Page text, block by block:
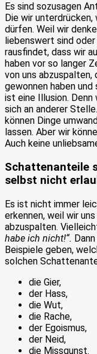
Es sind sozusagen
Die wir
dürfen. Weil wir
liebenswert sind
rausfindet, dass wir
haben vor so langer
von uns abzuspalten,
gewonnen haben und
ist eine Illusion.
sich an anderer
können Dinge
lassen. Aber wir
Auch keine
Schattenanteile
selbst nicht
Es ist nicht immer
erkennen, weil wir
abzuspalten.
habe ich nicht!“.
Beispiele geben,
solchen
die Gier,
der Hass,
die Wut,
die Rache,
der Egoismus,
der Neid,
die Missgunst.